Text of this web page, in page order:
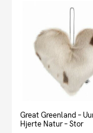
Great Greenland –
Hjerte Natur – Stor